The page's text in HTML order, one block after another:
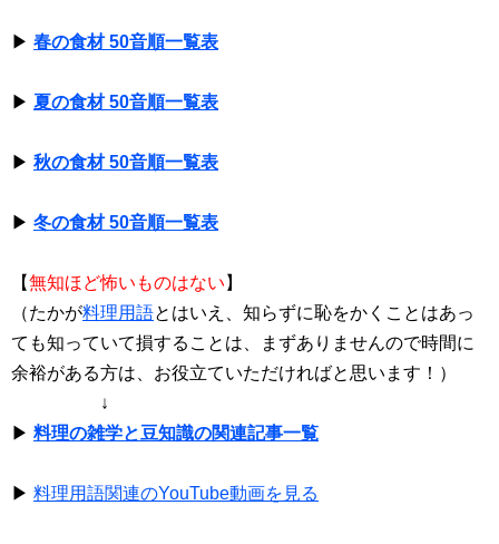
▶ 春の食材 50音順一覧表
▶ 夏の食材 50音順一覧表
▶ 秋の食材 50音順一覧表
▶ 冬の食材 50音順一覧表
【無知ほど怖いものはない 】
（たかが料理用語とはいえ、知らずに恥をかくことはあっ
ても知っていて損することは、まずありませんので時間に
余裕がある方は、お役立ていただければと思います！）
↓
▶ 料理の雑学と豆知識の関連記事一覧
▶ 料理用語関連のYouTube動画を見る